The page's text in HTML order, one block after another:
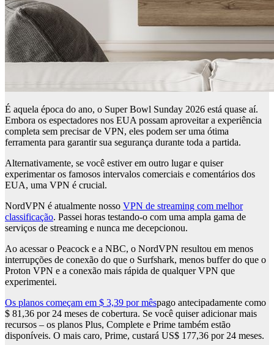
É aquela época do ano, o Super Bowl Sunday 2026 está quase aí.
Embora os espectadores nos EUA possam aproveitar a experiência
completa sem precisar de VPN, eles podem ser uma ótima
ferramenta para garantir sua segurança durante toda a partida.
Alternativamente, se você estiver em outro lugar e quiser
experimentar os famosos intervalos comerciais e comentários dos
EUA, uma VPN é crucial.
NordVPN é atualmente nosso VPN de streaming com melhor
classificação. Passei horas testando-o com uma ampla gama de
serviços de streaming e nunca me decepcionou.
Ao acessar o Peacock e a NBC, o NordVPN resultou em menos
interrupções de conexão do que o Surfshark, menos buffer do que o
Proton VPN e a conexão mais rápida de qualquer VPN que
experimentei.
Os planos começam em $ 3,39 por mêspago antecipadamente como
$ 81,36 por 24 meses de cobertura. Se você quiser adicionar mais
recursos – os planos Plus, Complete e Prime também estão
disponíveis. O mais caro, Prime, custará US$ 177,36 por 24 meses.